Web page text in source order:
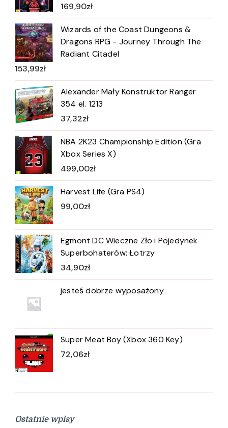
169,90zł
Wizards of the Coast Dungeons &
Dragons RPG - Journey Through The
Radiant Citadel
153,99zł
Alexander Mały Konstruktor Ranger
354 el. 1213
37,32zł
NBA 2K23 Championship Edition (Gra
Xbox Series X)
499,00zł
Harvest Life (Gra PS4)
99,00zł
Egmont DC Wieczne Zło i Pojedynek
Superbohaterów: Łotrzy
34,90zł
jesteś dobrze wyposażony
Super Meat Boy (Xbox 360 Key)
72,06zł
Ostatnie wpisy